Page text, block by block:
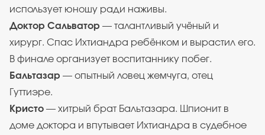
использует юношу ради наживы.
Доктор Сальватор — талантливый учёный и
хирург. Спас Ихтиандра ребёнком и вырастил его.
В финале организует воспитаннику побег.
Бальтазар — опытный ловец жемчуга, отец
Гуттиэре.
Кристо — хитрый брат Бальтазара. Шпионит в
доме доктора и впутывает Ихтиандра в судебное